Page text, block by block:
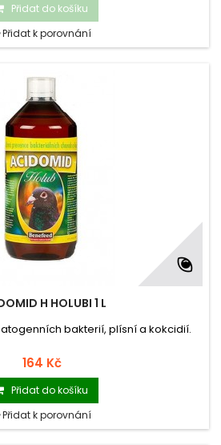
Přidat do košíku
Přidat k porovnání
H HOLUBI 1 L
bakterií, plísní a kokcidií.
164 Kč
Přidat do košíku
Přidat k porovnání